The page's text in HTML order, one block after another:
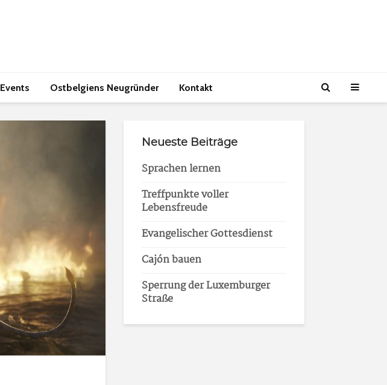
Events Ostbelgiens Neugründer Kontakt
Neueste Beiträge
Sprachen lernen
Treffpunkte voller
Lebensfreude
Evangelischer Gottesdienst
Cajón bauen
Sperrung der Luxemburger
Straße